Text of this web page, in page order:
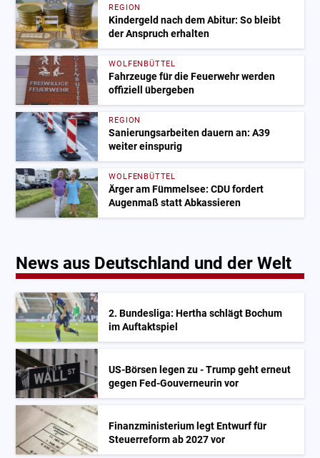
REGION
Kindergeld nach dem Abitur: So bleibt
der Anspruch erhalten
WOLFENBÜTTEL
Fahrzeuge für die Feuerwehr werden
offiziell übergeben
REGION
Sanierungsarbeiten dauern an: A39
weiter einspurig
WOLFENBÜTTEL
Ärger am Fümmelsee: CDU fordert
Augenmaß statt Abkassieren
News aus Deutschland und der Welt
2. Bundesliga: Hertha schlägt Bochum
im Auftaktspiel
US-Börsen legen zu - Trump geht erneut
gegen Fed-Gouverneurin vor
Finanzministerium legt Entwurf für
Steuerreform ab 2027 vor